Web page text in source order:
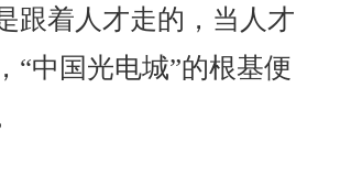
着人才走的，当人才
“中国光电城”的根基便